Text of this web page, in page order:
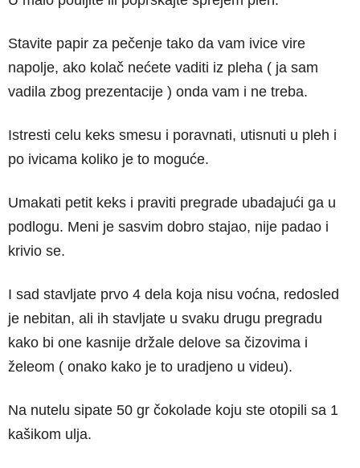
Stavite papir za pečenje tako da vam ivice vire
napolje, ako kolač nećete vaditi iz pleha ( ja sam
vadila zbog prezentacije ) onda vam i ne treba.
Istresti celu keks smesu i poravnati, utisnuti u pleh i
po ivicama koliko je to moguće.
Umakati petit keks i praviti pregrade ubadajući ga u
podlogu. Meni je sasvim dobro stajao, nije padao i
krivio se.
I sad stavljate prvo 4 dela koja nisu voćna, redosled
je nebitan, ali ih stavljate u svaku drugu pregradu
kako bi one kasnije držale delove sa čizovima i
želeom ( onako kako je to uradjeno u videu).
Na nutelu sipate 50 gr čokolade koju ste otopili sa 1
kašikom ulja.